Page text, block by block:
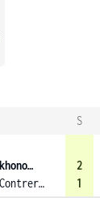
S
Tikhonova (1)
Contreras Gomez (3)
2
1